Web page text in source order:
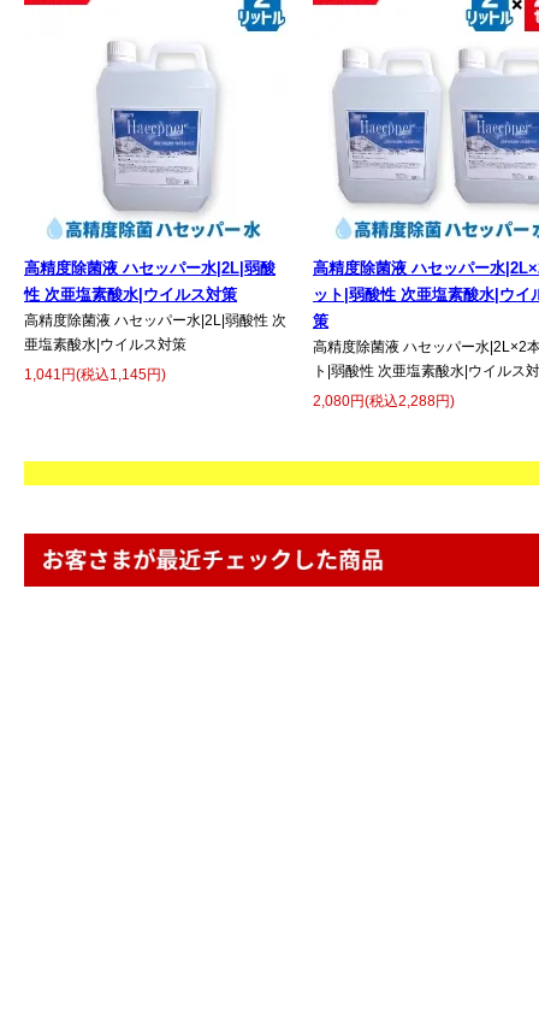
高精度除菌液 ハセッパー水|2L|弱酸
性 次亜塩素酸水|ウイルス対策
高精度除菌液 ハセッパー水|2L|弱酸性 次
亜塩素酸水|ウイルス対策
1,041円(税込1,145円)
高精度除菌液 ハセッパー水
ット|弱酸性 次亜塩素酸水|ウイ
策
高精度除菌液 ハセッパー水|2L×2
ト|弱酸性 次亜塩素酸水|ウイルス
2,080円(税込2,288円)